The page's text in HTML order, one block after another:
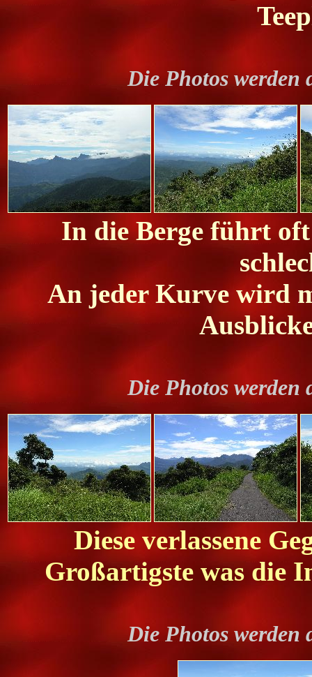
Die Photos
In die Berge führt
An jeder Kurve wird
Die Photos
Diese verlassene
Großartigste was die
Die Photos